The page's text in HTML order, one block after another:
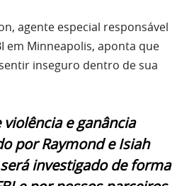
agente especial responsável
em Minneapolis, aponta que
inseguro dentro de sua
violência e ganância
por Raymond e Isiah
investigado de forma